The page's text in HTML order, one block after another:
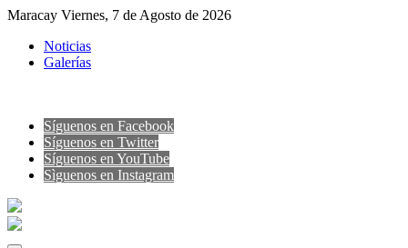
Maracay Viernes, 7 de Agosto de 2026
Noticias
Galerías
Síguenos en Facebook
Síguenos en Twitter
Síguenos en YouTube
Sìguenos en Instagram